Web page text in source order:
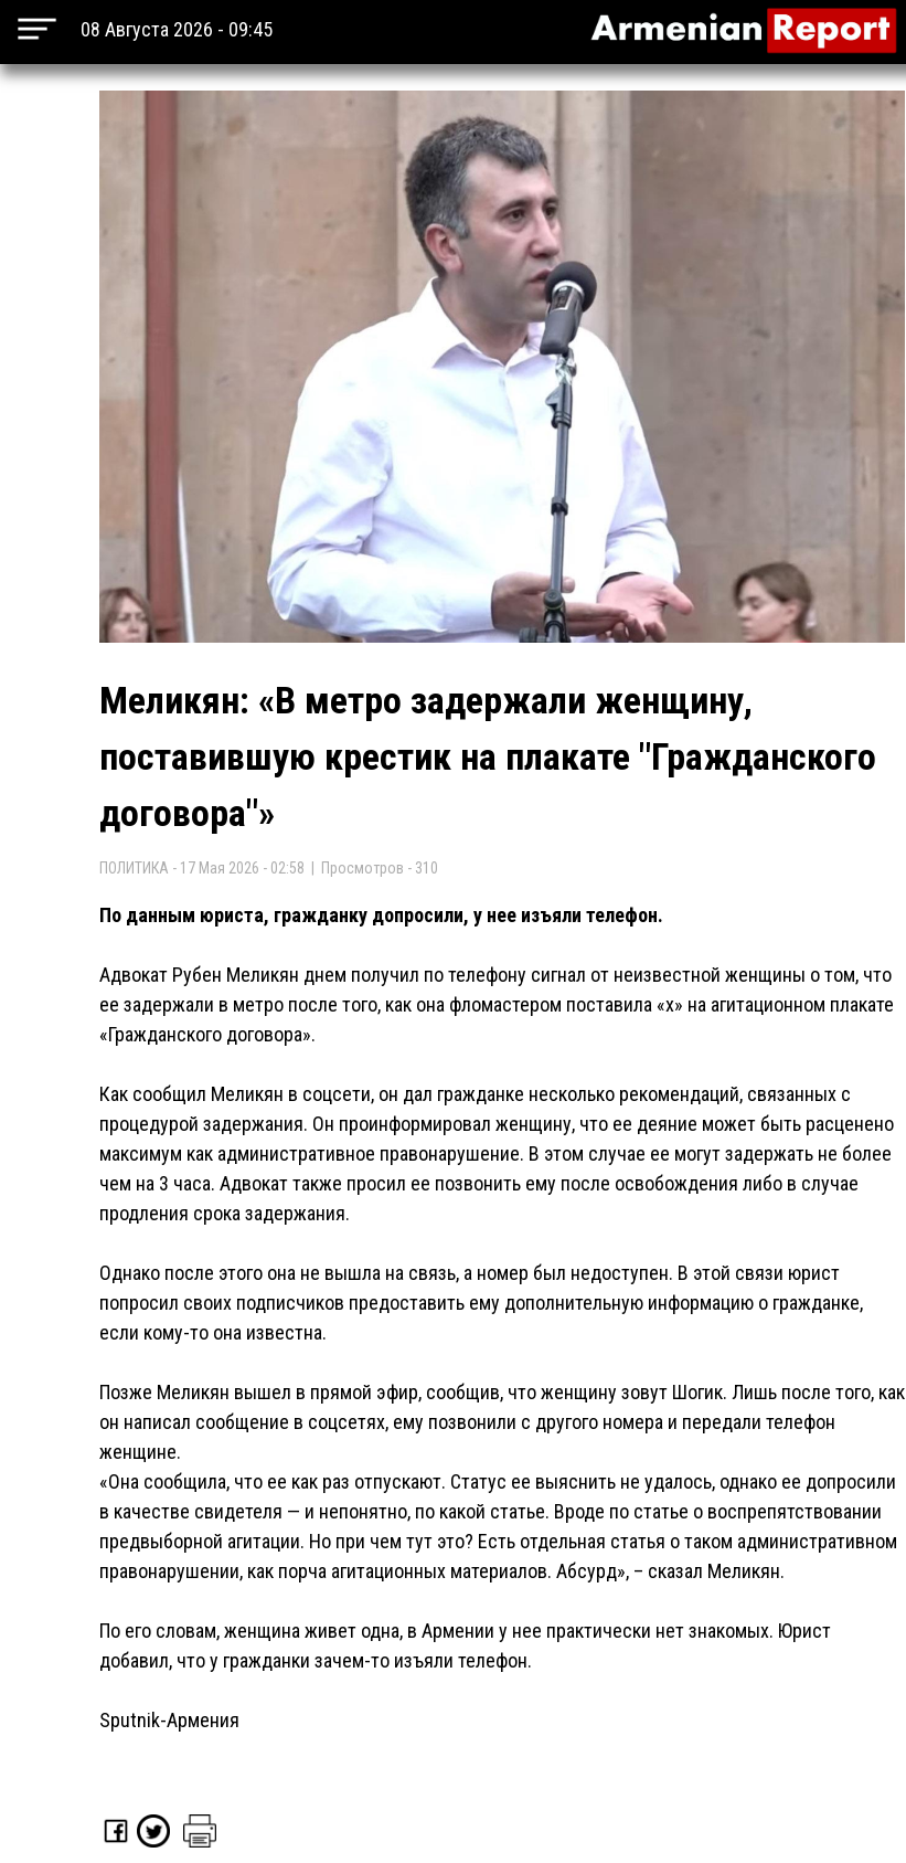
08 Августа 2026 - 09:45
Меликян: «В метро задержали женщину,
поставившую крестик на плакате "Гражданского
договора"»
ПОЛИТИКА - 17 Мая 2026 - 02:58 | Просмотров - 310
По данным юриста, гражданку допросили, у нее изъяли телефон.
Адвокат Рубен Меликян днем получил по телефону сигнал от неизвестной женщины о том, что
ее задержали в метро после того, как она фломастером поставила «х» на агитационном плакате
«Гражданского договора».
Как сообщил Меликян в соцсети, он дал гражданке несколько рекомендаций, связанных с
процедурой задержания. Он проинформировал женщину, что ее деяние может быть расценено
максимум как административное правонарушение. В этом случае ее могут задержать не более
чем на 3 часа. Адвокат также просил ее позвонить ему после освобождения либо в случае
продления срока задержания.
Однако после этого она не вышла на связь, а номер был недоступен. В этой связи юрист
попросил своих подписчиков предоставить ему дополнительную информацию о гражданке,
если кому-то она известна.
Позже Меликян вышел в прямой эфир, сообщив, что женщину зовут Шогик. Лишь после того, как
он написал сообщение в соцсетях, ему позвонили с другого номера и передали телефон
женщине.
«Она сообщила, что ее как раз отпускают. Статус ее выяснить не удалось, однако ее допросили
в качестве свидетеля — и непонятно, по какой статье. Вроде по статье о воспрепятствовании
предвыборной агитации. Но при чем тут это? Есть отдельная статья о таком административном
правонарушении, как порча агитационных материалов. Абсурд», – сказал Меликян.
По его словам, женщина живет одна, в Армении у нее практически нет знакомых. Юрист
добавил, что у гражданки зачем-то изъяли телефон.
Sputnik-Армения